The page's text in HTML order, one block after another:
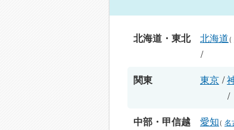
北海道・東北 北海道（
/
関東 東京 /
/
中部・甲信越 愛知（ 名